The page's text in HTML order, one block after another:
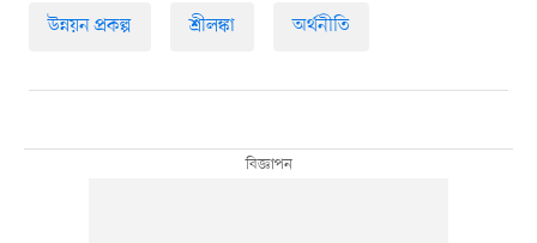
উন্নয়ন প্রকল্প শ্রীলঙ্কা অর্থনীতি